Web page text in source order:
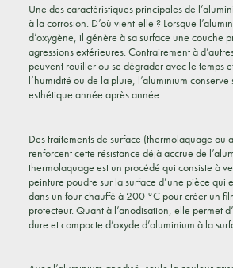
Une des caractéristiques principales de
à la corrosion. D’où vient-elle ? Lorsque
d’oxygène, il génère à sa surface une couche
agressions extérieures. Contrairement à
peuvent rouiller ou se dégrader avec le temps
l’humidité ou de la pluie, l’aluminium conserve
esthétique année après année.
Des traitements de surface (thermolaquage ou
renforcent cette résistance déjà accrue de
thermolaquage est un procédé qui consiste à
peinture poudre sur la surface d’une pièce qui
dans un four chauffé à 200 °C pour créer un
protecteur. Quant à l’anodisation, elle permet
dure et compacte d’oxyde d’aluminium à la